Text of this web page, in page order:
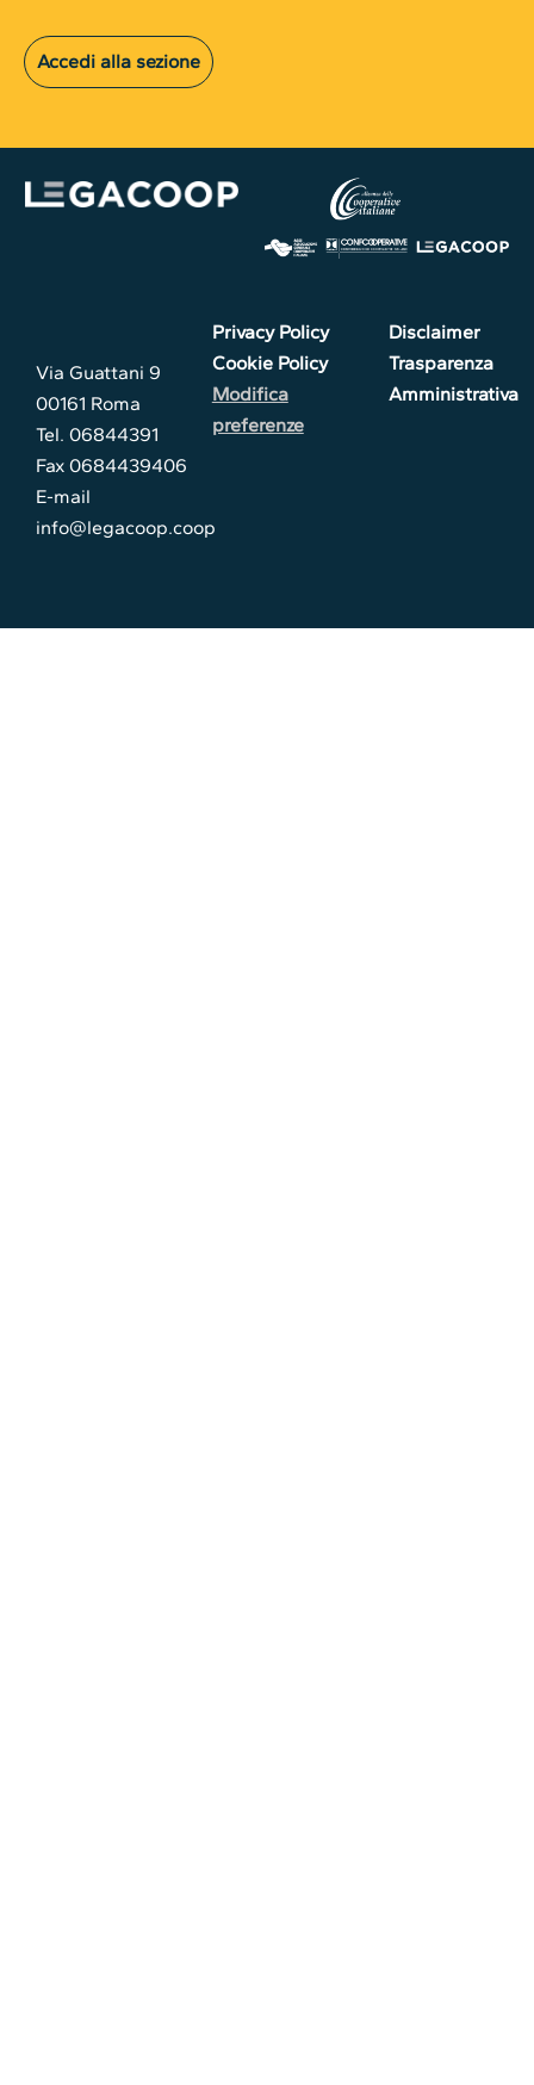
Accedi alla sezione
Via Guattani 9
00161 Roma
Tel. 06844391
Fax 0684439406
E-mail
info@legacoop.coop
Privacy Policy
Cookie Policy
Modifica
preferenze
Disclaimer
Trasparenza
Amministrativa